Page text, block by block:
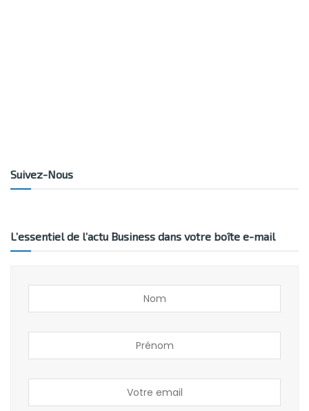
Suivez-Nous
L’essentiel de l’actu Business dans votre boîte e-mail